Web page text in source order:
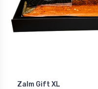
Zalm Gift XL